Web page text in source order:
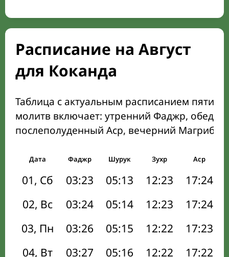
Расписание на Август
для Коканда
Таблица с актуальным расписанием пяти
молитв включает: утренний Фаджр,
послеполуденный Аср, вечерний Магриб
Дата Фаджр Шурук Зухр Аср
01, Сб 03:23 05:13 12:23 17:24
02, Вс
03:24 05:14 12:23 17:24
03, Пн
03:26 05:15 12:22 17:23
04, Вт
03:27 05:16 12:22 17:22